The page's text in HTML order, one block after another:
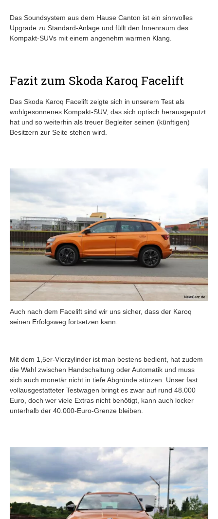
Das Soundsystem aus dem Hause Canton ist ein sinnvolles
Upgrade zu Standard-Anlage und füllt den Innenraum des
Kompakt-SUVs mit einem angenehm warmen Klang.
Fazit zum Skoda Karoq Facelift
Das Skoda Karoq Facelift zeigte sich in unserem Test als
wohlgesonnenes Kompakt-SUV, das sich optisch herausgeputzt
hat und so weiterhin als treuer Begleiter seinen (künftigen)
Besitzern zur Seite stehen wird.
Auch nach dem Facelift sind wir uns sicher, dass der Karoq
seinen Erfolgsweg fortsetzen kann.
Mit dem 1,5er-Vierzylinder ist man bestens bedient, hat zudem
die Wahl zwischen Handschaltung oder Automatik und muss
sich auch monetär nicht in tiefe Abgründe stürzen. Unser fast
vollausgestatteter Testwagen bringt es zwar auf rund 48.000
Euro, doch wer viele Extras nicht benötigt, kann auch locker
unterhalb der 40.000-Euro-Grenze bleiben.